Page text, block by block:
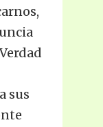
sus